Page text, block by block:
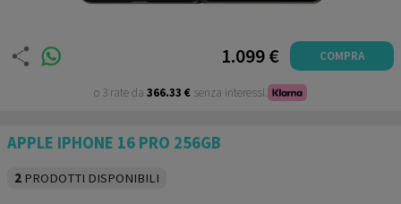
1.099 € COMPRA
o 3 rate da 366.33 €senza interessi.
APPLE IPHONE 16 PRO 256GB
2 PRODOTTI DISPONIBILI